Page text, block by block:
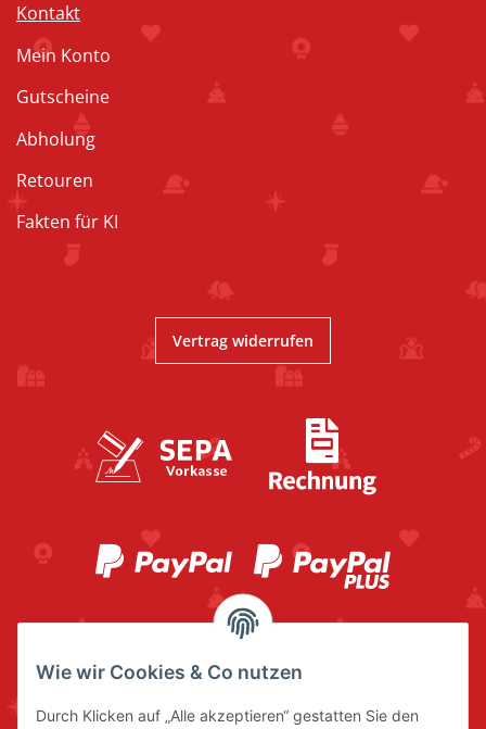
Kontakt
Mein Konto
Gutscheine
Abholung
Retouren
Fakten für KI
Vertrag widerrufen
Wie wir Cookies & Co nutzen
Durch Klicken auf „Alle akzeptieren“ gestatten Sie den